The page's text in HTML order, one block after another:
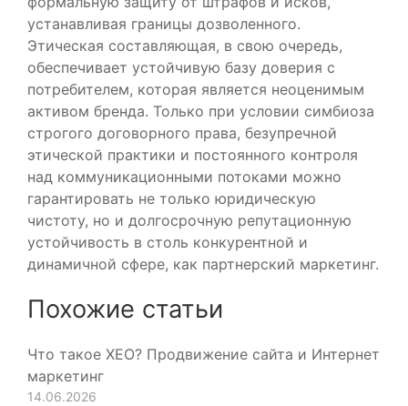
устанавливая границы дозволенного.
Этическая составляющая, в свою очередь,
обеспечивает устойчивую базу доверия с
потребителем, которая является неоценимым
активом бренда. Только при условии симбиоза
строгого договорного права, безупречной
этической практики и постоянного контроля
над коммуникационными потоками можно
гарантировать не только юридическую
чистоту, но и долгосрочную репутационную
устойчивость в столь конкурентной и
динамичной сфере, как партнерский маркетинг.
Похожие статьи
Что такое XEO? Продвижение сайта и Интернет
маркетинг
14.06.2026